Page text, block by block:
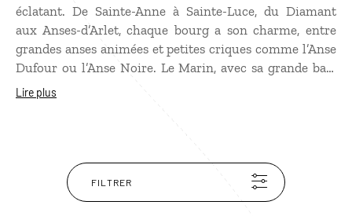
éclatant. De Sainte-Anne à Sainte-Luce, du Diamant
aux Anses-d’Arlet, chaque bourg a son charme, entre
grandes anses animées et petites criques comme l’Anse
Dufour ou l’Anse Noire. Le Marin, avec sa grande baie
protégée et sa marina, est un point de départ privilégié
réputées comme Trois Rivières et La Mauny.
Lire plus
FILTRER